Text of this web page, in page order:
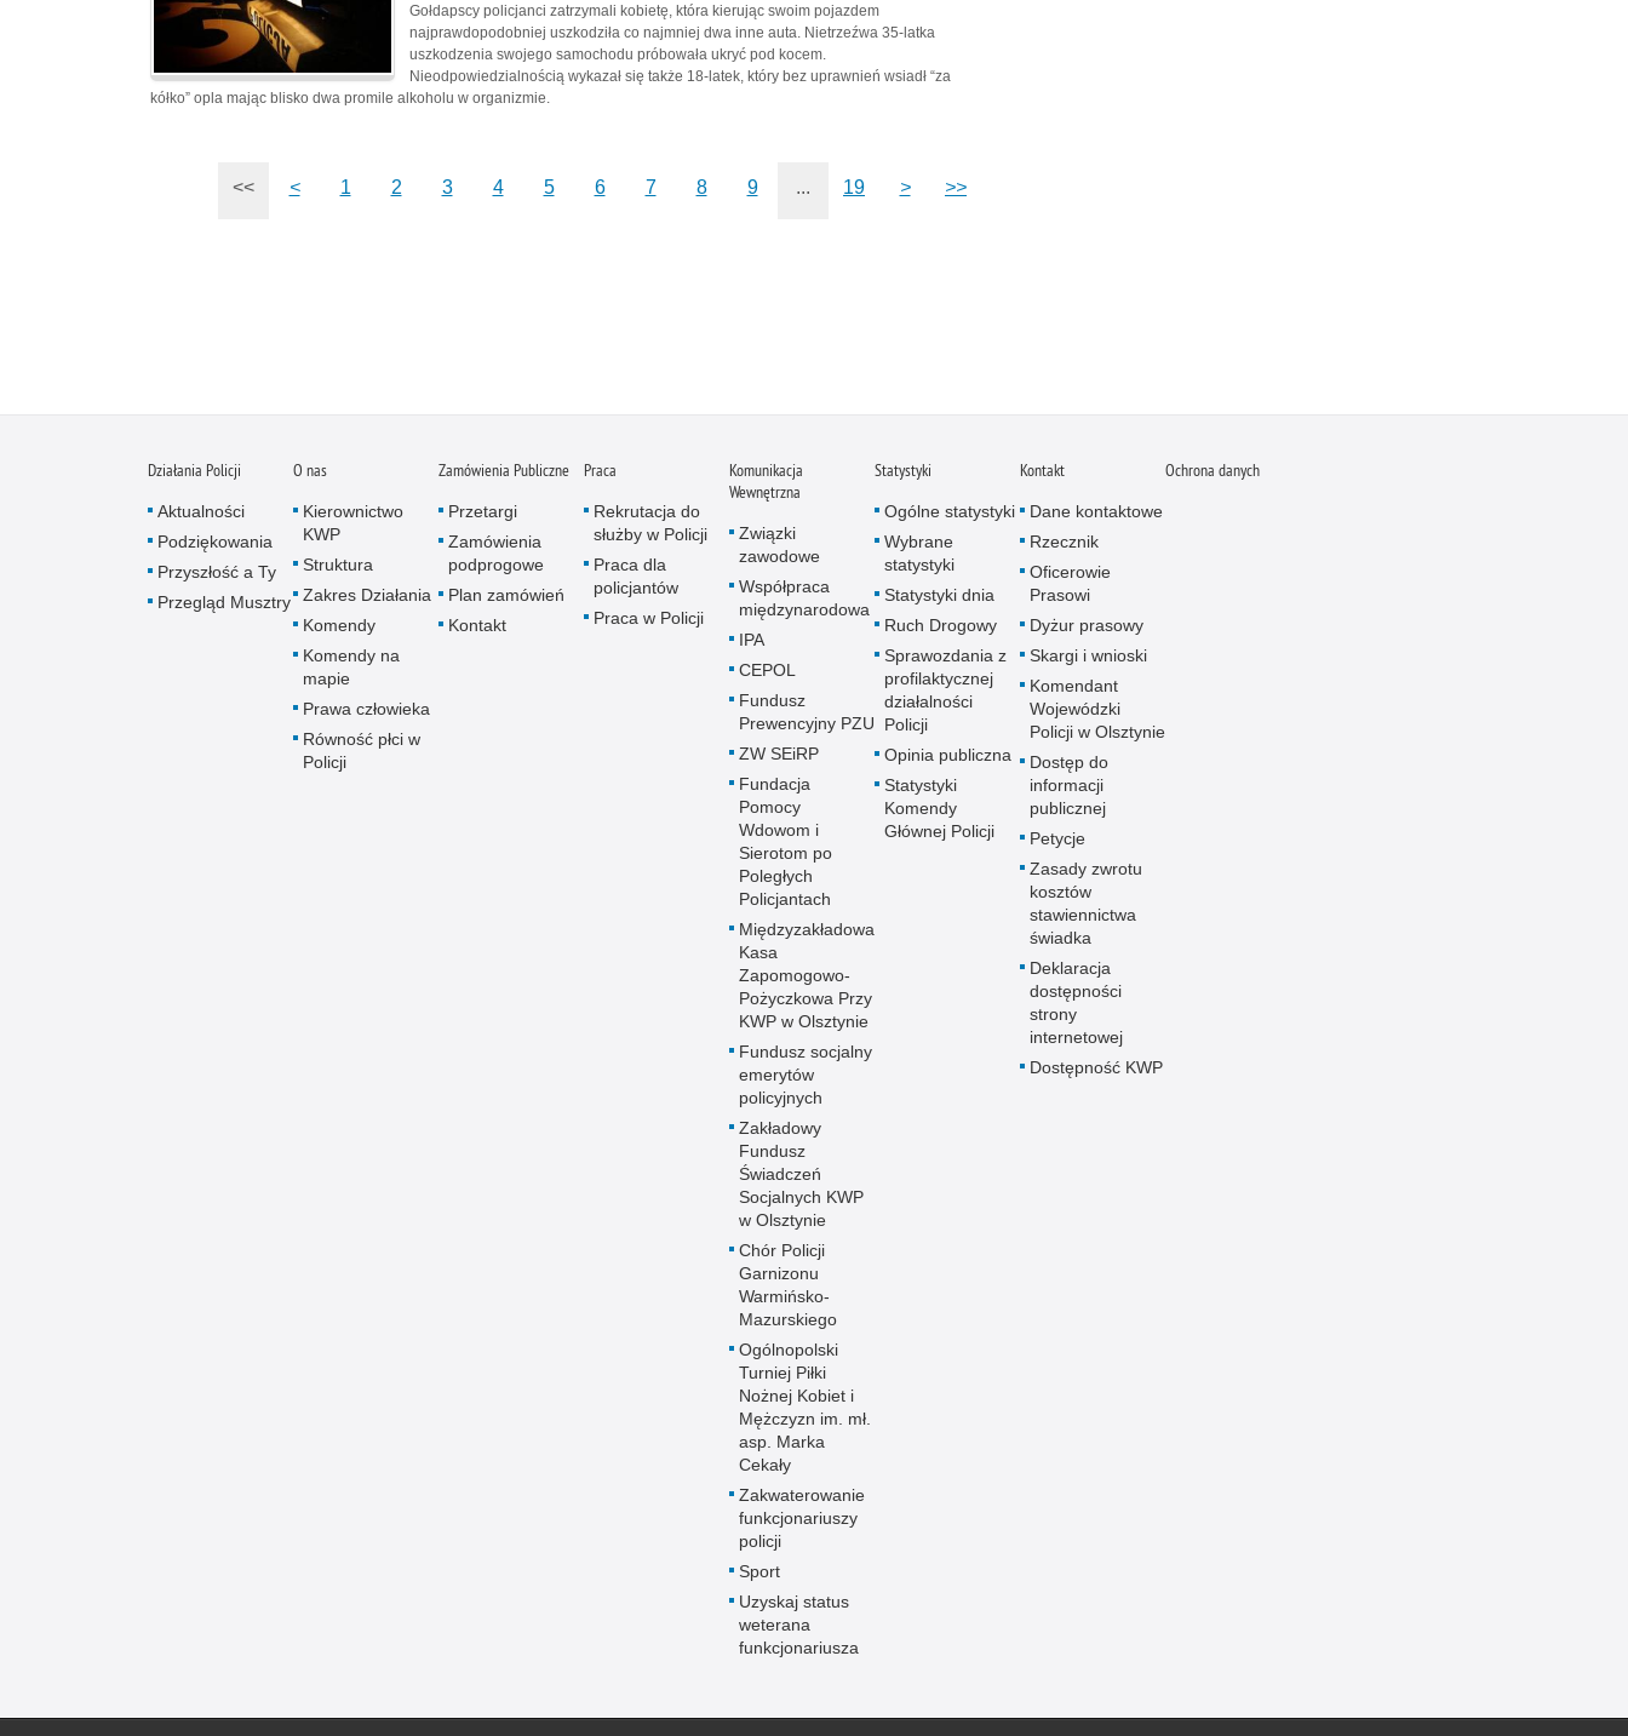
Gołdapscy policjanci zatrzymali kobietę, która kierując swoim pojazdem
najprawdopodobniej uszkodziła co najmniej dwa inne auta. Nietrzeźwa 35-latka
uszkodzenia swojego samochodu próbowała ukryć pod kocem.
Nieodpowiedzialnością wykazał się także 18-latek, który bez uprawnień wsiadł “za
kółko” opla mając blisko dwa promile alkoholu w organizmie.
<< < 1 2 3 4 5 6 7 8 9 ... 19 > >>
Działania Policji
Aktualności
Podziękowania
Przyszłość a Ty
Przegląd Musztry
O nas
Kierownictwo
KWP
Struktura
Zakres Działania
Komendy
Komendy na
mapie
Prawa człowieka
Równość płci w
Policji
Zamówienia Publiczne
Przetargi
Zamówienia
podprogowe
Plan zamówień
Kontakt
Praca
Rekrutacja do
służby w Policji
Praca dla
policjantów
Praca w Policji
Komunikacja
Wewnętrzna
Związki
zawodowe
Współpraca
międzynarodowa
IPA
CEPOL
Fundusz
Prewencyjny PZU
ZW SEiRP
Fundacja
Pomocy
Wdowom i
Sierotom po
Poległych
Policjantach
Międzyzakładowa
Kasa
Zapomogowo-
Pożyczkowa Przy
KWP w Olsztynie
Fundusz socjalny
emerytów
policyjnych
Zakładowy
Fundusz
Świadczeń
Socjalnych KWP
w Olsztynie
Chór Policji
Garnizonu
Warmińsko-
Mazurskiego
Ogólnopolski
Turniej Piłki
Nożnej Kobiet i
Mężczyzn im. mł.
asp. Marka
Cekały
Zakwaterowanie
funkcjonariuszy
policji
Sport
Uzyskaj status
weterana
funkcjonariusza
Statystyki
Ogólne statystyki
Wybrane
statystyki
Statystyki dnia
Ruch Drogowy
Sprawozdania z
profilaktycznej
działalności
Policji
Opinia publiczna
Statystyki
Komendy
Głównej Policji
Kontakt
Dane kontaktowe
Rzecznik
Oficerowie
Prasowi
Dyżur prasowy
Skargi i wnioski
Komendant
Wojewódzki
Policji w Olsztynie
Dostęp do
informacji
publicznej
Petycje
Zasady zwrotu
kosztów
stawiennictwa
świadka
Deklaracja
dostępności
strony
internetowej
Dostępność KWP
Ochrona danych